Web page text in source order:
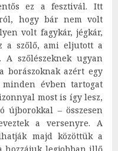
ez a fesztivál. Itt
hogy bár nem volt
volt fagykár, jégkár,
a szőlő, ami eljutott a
szőlészeknek ugyan
borászoknak azért egy
évben tartogat
most is így lesz,
újborokkal – összesen
a versenyre. A
majd közöttük a